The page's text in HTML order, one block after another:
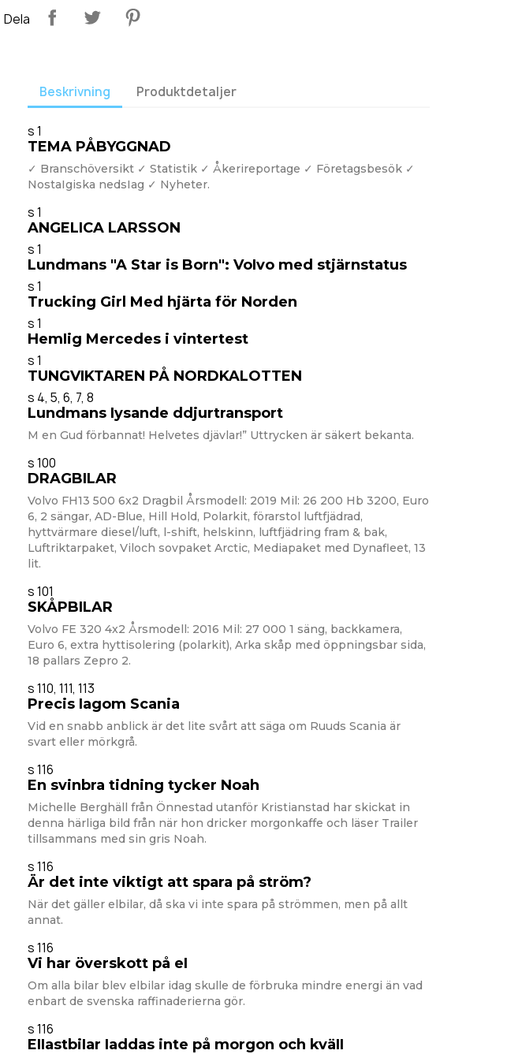
Dela
Beskrivning Produktdetaljer
s 1
TEMA PÅBYGGNAD
✓ Branschöversikt ✓ Statistik ✓ Åkerireportage ✓ Företagsbesök ✓
NostaIgiska nedsIag ✓ Nyheter.
s 1
ANGELICA LARSSON
s 1
Lundmans "A Star is Born": VoIvo med stjärnstatus
s 1
Trucking Girl Med hjärta för Norden
s 1
HemIig Mercedes i vintertest
s 1
TUNGVIKTAREN PÅ NORDKALOTTEN
s 4, 5, 6, 7, 8
Lundmans Iysande ddjurtransport
M en Gud förbannat! Helvetes djävlar!” Uttrycken är säkert bekanta.
s 100
DRAGBILAR
Volvo FH13 500 6x2 Dragbil Årsmodell: 2019 Mil: 26 200 Hb 3200, Euro
6, 2 sängar, AD-Blue, Hill Hold, Polarkit, förarstol luftfjädrad,
hyttvärmare diesel/luft, l-shift, helskinn, luftfjädring fram & bak,
Luftriktarpaket, Viloch sovpaket Arctic, Mediapaket med Dynafleet, 13
lit.
s 101
SKÅPBILAR
Volvo FE 320 4x2 Årsmodell: 2016 Mil: 27 000 1 säng, backkamera,
Euro 6, extra hyttisolering (polarkit), Arka skåp med öppningsbar sida,
18 pallars Zepro 2.
s 110, 111, 113
Precis Iagom Scania
Vid en snabb anblick är det lite svårt att säga om Ruuds Scania är
svart eller mörkgrå.
s 116
En svinbra tidning tycker Noah
Michelle Berghäll från Önnestad utanför Kristianstad har skickat in
denna härliga bild från när hon dricker morgonkaffe och läser Trailer
tillsammans med sin gris Noah.
s 116
Är det inte viktigt att spara på ström?
När det gäller elbilar, då ska vi inte spara på strömmen, men på allt
annat.
s 116
Vi har överskott på eI
Om alla bilar blev elbilar idag skulle de förbruka mindre energi än vad
enbart de svenska raffinaderierna gör.
s 116
EIIastbiIar Iaddas inte på morgon och kväII